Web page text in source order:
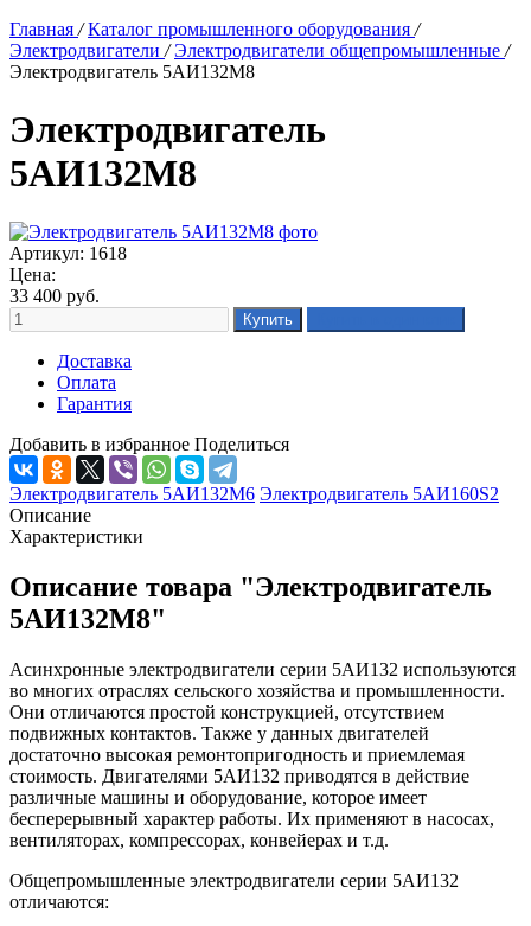
Главная / Каталог промышленного оборудования /
Электродвигатели / Электродвигатели общепромышленные /
Электродвигатель 5АИ132М8
Электродвигатель
5АИ132М8
Артикул: 1618
Цена:
33 400 руб.
Доставка
Оплата
Гарантия
Добавить в избранное Поделиться
Электродвигатель 5АИ132М6 Электродвигатель 5АИ160S2
Описание
Характеристики
Описание товара "Электродвигатель
5АИ132М8"
Асинхронные электродвигатели серии 5АИ132 используются
во многих отраслях сельского хозяйства и промышленности.
Они отличаются простой конструкцией, отсутствием
подвижных контактов. Также у данных двигателей
достаточно высокая ремонтопригодность и приемлемая
стоимость. Двигателями 5АИ132 приводятся в действие
различные машины и оборудование, которое имеет
бесперерывный характер работы. Их применяют в насосах,
вентиляторах, компрессорах, конвейерах и т.д.
Общепромышленные электродвигатели серии 5АИ132
отличаются: